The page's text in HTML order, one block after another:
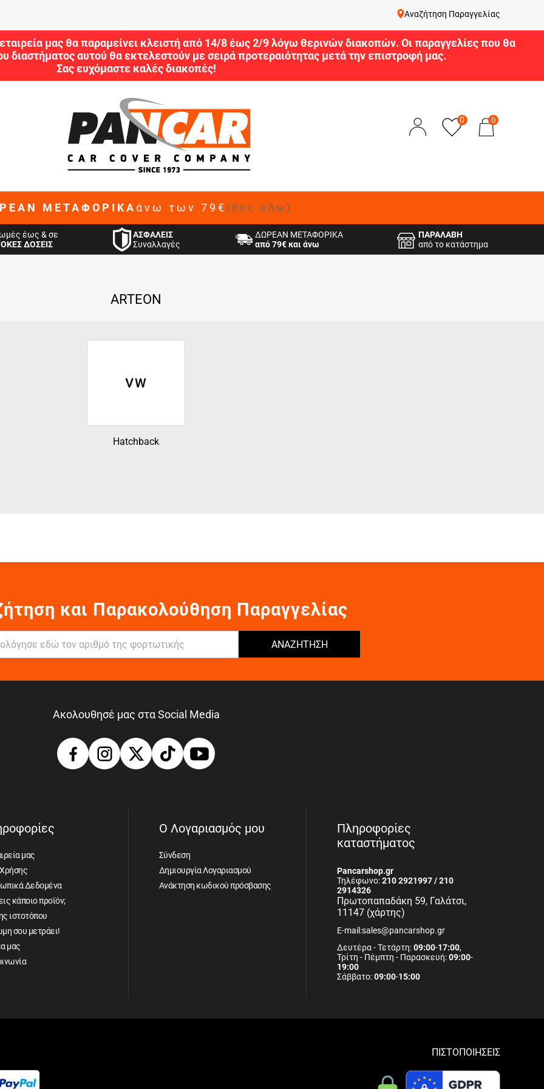
Αναζήτηση Παραγγελίας
μας θα παραμείνει κλειστή από 14/8 έως 2/9 λόγω θερινών διακοπών. Οι παραγγελίες που θα
διαστήματος αυτού θα εκτελεστούν με σειρά προτεραιότητας μετά την επιστροφή μας.
Σας ευχόμαστε καλές διακοπές!
0 0
ΜΕΤΑΦΟΡΙΚΑ άνω των 79€ (δες εδώ)
έως & σε
ΔΟΣΕΙΣ
ΑΣΦΑΛΕΙΣ
Συναλλαγές
ΔΩΡΕΑΝ ΜΕΤΑΦΟΡΙΚΑ
από 79€ και άνω
ΠΑΡΑΛΑΒΗ
από το κατάστημα
ARTEON
Hatchback
και Παρακολούθηση Παραγγελίας
ΑΝΑΖΗΤΗΣΗ
Ακολουθησέ μας στα Social Media
μας
Δεδομένα
κάποιο προϊόν;
ιστοτόπου
σου μετράει!
μας
Ο Λογαριασμός μου
Σύνδεση
Δημιουργία Λογαριασμού
Ανάκτηση κωδικού πρόσβασης
Πληροφορίες
καταστήματος
Pancarshop.gr
Τηλέφωνο:210 2921997 / 210
2914326
Πρωτοπαπαδάκη 59, Γαλάτσι,
11147 (χάρτης)
E-mail:sales@pancarshop.gr
Δευτέρα - Τετάρτη:09:00-17:00,
Τρίτη - Πέμπτη - Παρασκευή:09:00-
19:00
Σάββατο:09:00-15:00
ΠΙΣΤΟΠΟΙΗΣΕΙΣ